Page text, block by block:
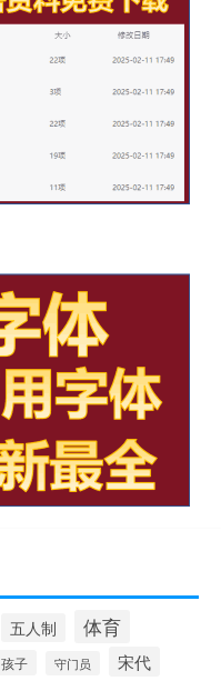
五人制 体育
孩子 守门员 宋代